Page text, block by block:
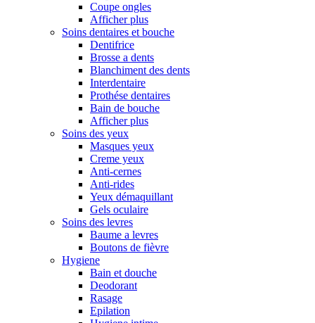
Coupe ongles
Afficher plus
Soins dentaires et bouche
Dentifrice
Brosse a dents
Blanchiment des dents
Interdentaire
Prothése dentaires
Bain de bouche
Afficher plus
Soins des yeux
Masques yeux
Creme yeux
Anti-cernes
Anti-rides
Yeux démaquillant
Gels oculaire
Soins des levres
Baume a levres
Boutons de fièvre
Hygiene
Bain et douche
Deodorant
Rasage
Epilation